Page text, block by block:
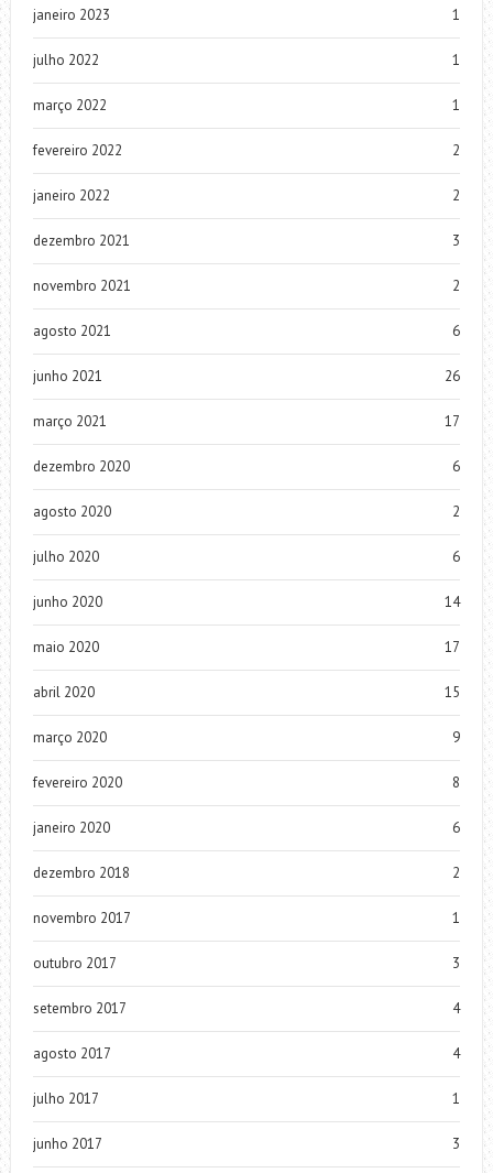
janeiro 2023 1
julho 2022 1
março 2022 1
fevereiro 2022 2
janeiro 2022 2
dezembro 2021 3
novembro 2021 2
agosto 2021 6
junho 2021 26
março 2021 17
dezembro 2020 6
agosto 2020 2
julho 2020 6
junho 2020 14
maio 2020 17
abril 2020 15
março 2020 9
fevereiro 2020 8
janeiro 2020 6
dezembro 2018 2
novembro 2017 1
outubro 2017 3
setembro 2017 4
agosto 2017 4
julho 2017 1
junho 2017 3